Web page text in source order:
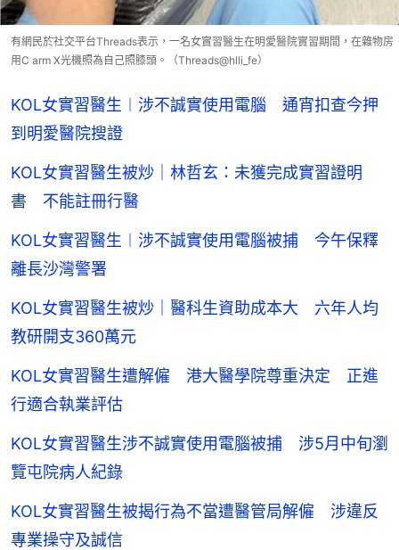
有網民於社交平台Threads表示，一名女實習醫生在明愛醫院實習期間，在雜物房
用C arm X光機照為自己照膝頭。（Threads@hlli_fe）
KOL女實習醫生︱涉不誠實使用電腦 通宵扣查今押
到明愛醫院搜證
KOL女實習醫生被炒｜林哲玄：未獲完成實習證明
書 不能註冊行醫
KOL女實習醫生︱涉不誠實使用電腦被捕 今午保釋
離長沙灣警署
KOL女實習醫生被炒｜醫科生資助成本大 六年人均
教研開支360萬元
KOL女實習醫生遭解僱 港大醫學院尊重決定 正進
行適合執業評估
KOL女實習醫生涉不誠實使用電腦被捕 涉5月中旬瀏
覽屯院病人紀錄
KOL女實習醫生被揭行為不當遭醫管局解僱 涉違反
專業操守及誠信